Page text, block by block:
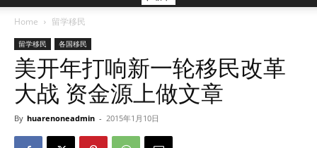
Home 留学移民
留学移民 各国移民
美开年打响新一轮移民改革
大战 资金源上做文章
By huarenoneadmin - 2015年1月10日